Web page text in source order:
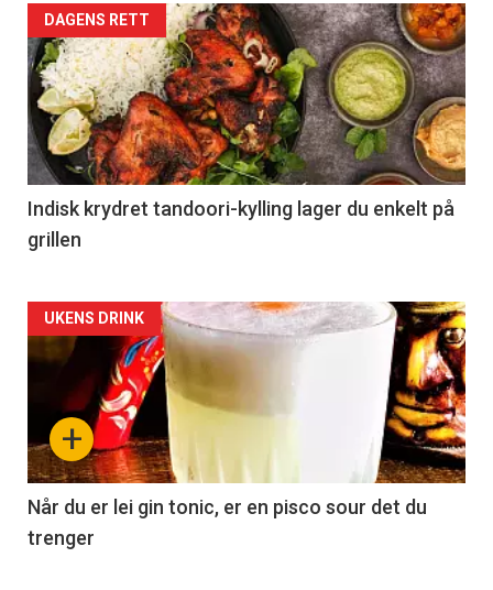
DAGENS RETT
Indisk krydret tandoori-kylling lager du enkelt på
grillen
Forsiden
akkurat
nå
-
2
+
UKENS DRINK
Når du er lei gin tonic, er en pisco sour det du
trenger